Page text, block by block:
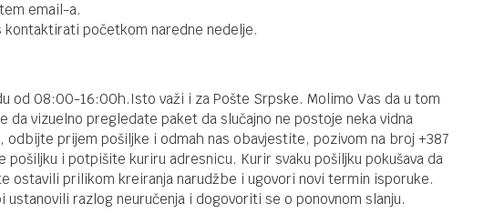
email-a.
kontaktirati početkom naredne nedelje.
od 08:00-16:00h.Isto važi i za Pošte Srpske. Molimo Vas da u tom
vizuelno pregledate paket da slučajno ne postoje neka vidna
prijem pošiljke i odmah nas obavjestite, pozivom na broj +387
i potpišite kuriru adresnicu. Kurir svaku pošiljku pokušava da
ostavili prilikom kreiranja narudžbe i ugovori novi termin isporuke.
razlog neuručenja i dogovoriti se o ponovnom slanju.